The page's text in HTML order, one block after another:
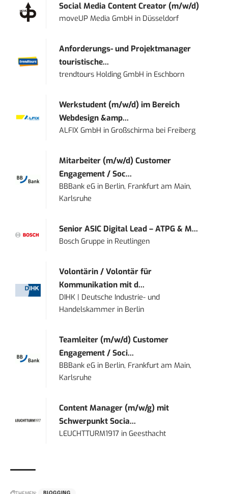
Social Media Content Creator (m/w/d)
moveUP Media GmbH in Düsseldorf
Anforderungs- und Projektmanager
touristische...
trendtours Holding GmbH in Eschborn
Werkstudent (m/w/d) im Bereich
Webdesign &amp...
ALFIX GmbH inGroßschirma bei Freiberg
Mitarbeiter (m/w/d) Customer
Engagement / Soc...
BBBank eG in Berlin, Frankfurt am Main,
Karlsruhe
Senior ASIC Digital Lead – ATPG & M...
Bosch Gruppe in Reutlingen
Volontärin / Volontär für
Kommunikation mit d...
DIHK | Deutsche Industrie- und
Handelskammer in Berlin
Teamleiter (m/w/d) Customer
Engagement / Soci...
BBBank eG in Berlin, Frankfurt am Main,
Karlsruhe
Content Manager (m/w/g) mit
Schwerpunkt Socia...
LEUCHTTURM1917 inGeesthacht
BLOGGING